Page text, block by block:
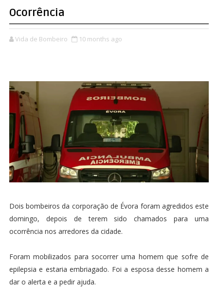
Ocorrência
Vida de Bombeiro 10 months ago
Dois bombeiros da corporação de Évora foram agredidos este
domingo, depois de terem sido chamados para uma
ocorrência nos arredores da cidade.
Foram mobilizados para socorrer uma homem que sofre de
epilepsia e estaria embriagado. Foi a esposa desse homem a
dar o alerta e a pedir ajuda.